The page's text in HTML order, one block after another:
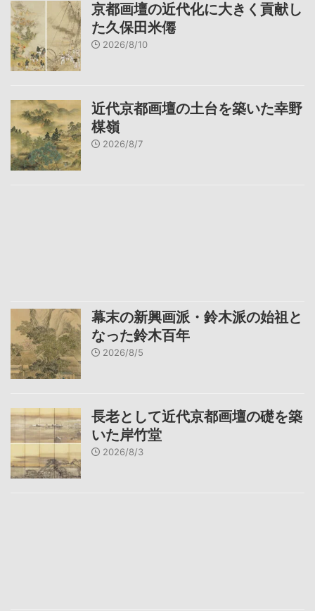
京都画壇の近代化に大きく貢献し
た久保田米僊
2026/8/10
近代京都画壇の土台を築いた幸野
楳嶺
2026/8/7
幕末の新興画派・鈴木派の始祖と
なった鈴木百年
2026/8/5
長老として近代京都画壇の礎を築
いた岸竹堂
2026/8/3